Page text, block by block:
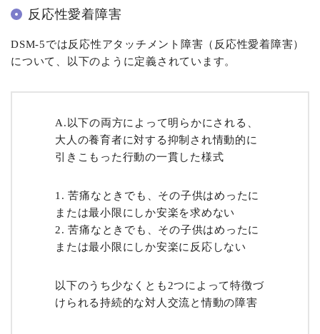
反応性愛着障害
DSM-5では反応性アタッチメント障害（反応性愛着障害）
について、以下のように定義されています。
A.以下の両方によって明らかにされる、
大人の養育者に対する抑制され情動的に
引きこもった行動の一貫した様式
苦痛なときでも、その子供はめったに
または最小限にしか安楽を求めない
苦痛なときでも、その子供はめったに
または最小限にしか安楽に反応しない
以下のうち少なくとも2つによって特徴づ
けられる持続的な対人交流と情動の障害